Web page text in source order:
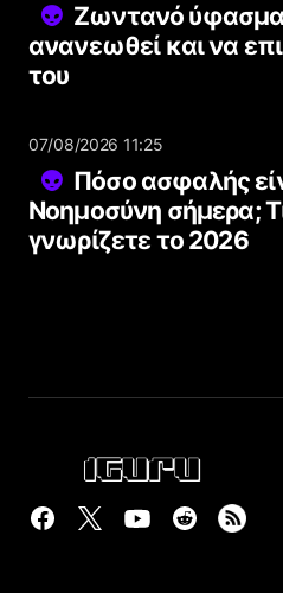
Ζωντανό ύφασμα
ανανεωθεί και να
του
07/08/2026 11:25
Πόσο ασφαλής
Νοημοσύνη σήμερα;
γνωρίζετε το 2026